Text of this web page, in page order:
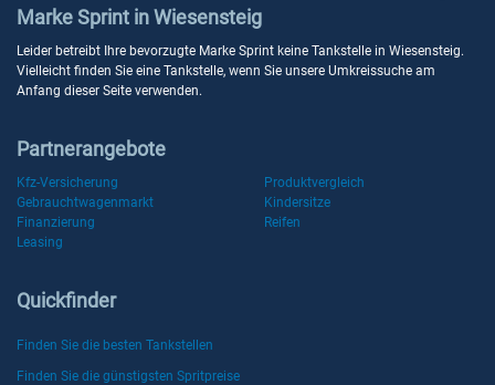
Marke Sprint in Wiesensteig
Leider betreibt Ihre bevorzugte Marke Sprint keine Tankstelle in Wiesensteig.
Vielleicht finden Sie eine Tankstelle, wenn Sie unsere Umkreissuche am
Anfang dieser Seite verwenden.
Partnerangebote
Kfz-Versicherung
Produktvergleich
Gebrauchtwagenmarkt
Kindersitze
Finanzierung
Reifen
Leasing
Quickfinder
Finden Sie die besten Tankstellen
Finden Sie die günstigsten Spritpreise